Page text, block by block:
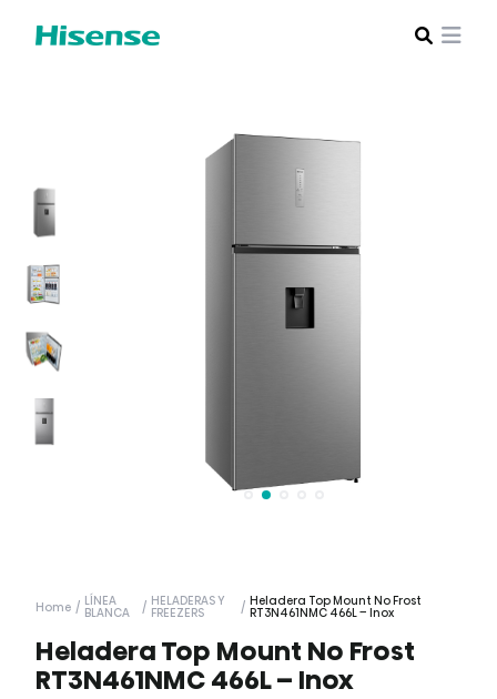
Home / LÍNEA
BLANCA / HELADERAS Y
FREEZERS / Heladera Top Mount No Frost
RT3N461NMC 466L – Inox
Heladera Top Mount No Frost
RT3N461NMC 466L – Inox